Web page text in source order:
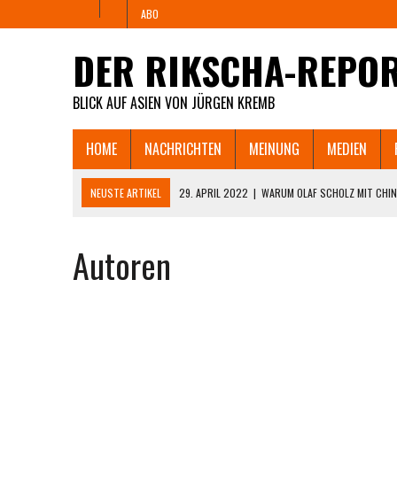
ABO
DER RIKSCHA-
BLICK AUF ASIEN VON JÜRGEN KREMB
HOME NACHRICHTEN MEINUNG MEDIEN
NEUSTE ARTIKEL 29. APRIL 2022 | WARUM OLAF SCHOLZ MIT
25. APRIL 2022
DIE ZAHLUNGSUNFÄHIGKEIT DROHT.
Autoren